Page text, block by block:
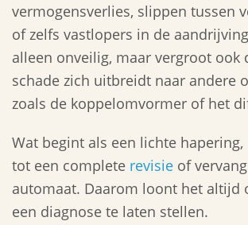
vermogensverlies, slippen tussen
of zelfs vastlopers in de
alleen onveilig, maar vergroot ook
schade zich uitbreidt naar andere
zoals de koppelomvormer of het
Wat begint als een lichte
tot een complete revisie of
automaat. Daarom loont het altijd
een diagnose te laten stellen.